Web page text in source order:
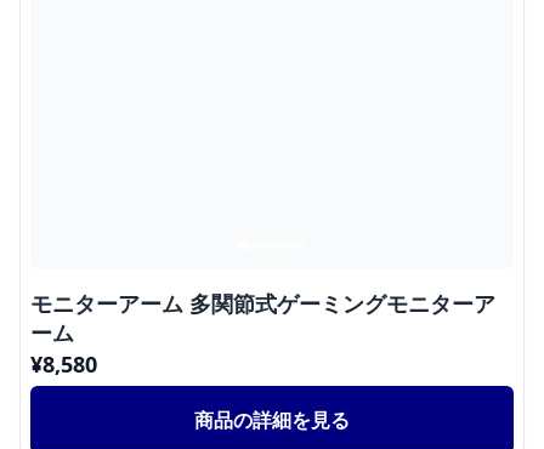
モニターアーム 多関節式ゲーミングモニターア
ーム
¥8,580
商品の詳細を見る